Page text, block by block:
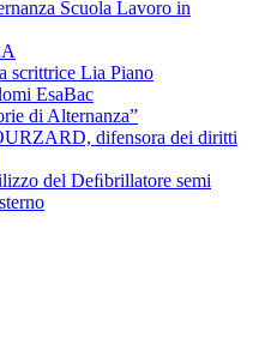
Scuola Lavoro in
scrittrice Lia Piano
EsaBac
di Alternanza”
difensora dei diritti
del Deﬁbrillatore semi